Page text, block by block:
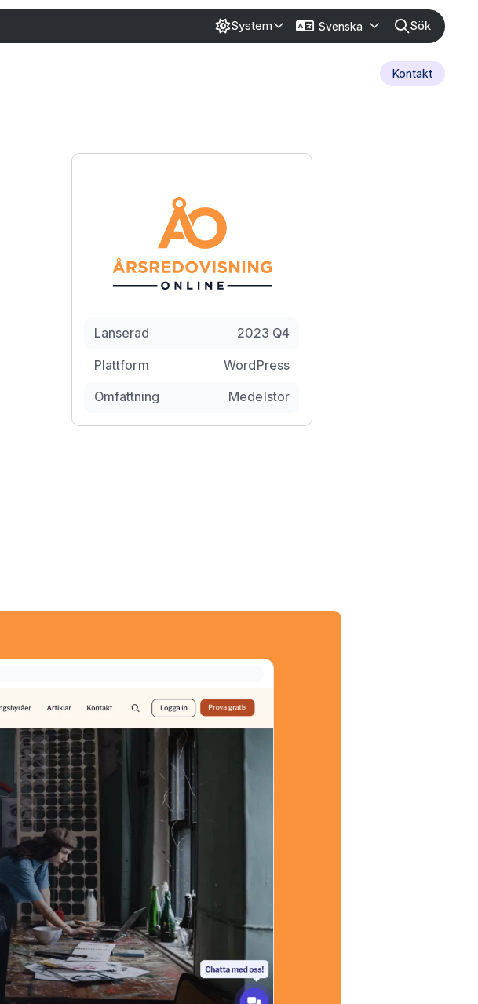
System Svenska Sök
Kontakt
Lanserad 2023 Q4
Plattform WordPress
Omfattning Medelstor